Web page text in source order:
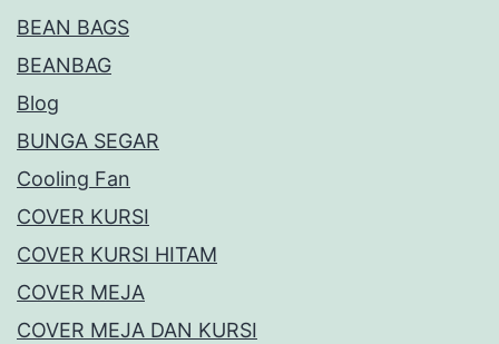
BEAN BAGS
BEANBAG
Blog
BUNGA SEGAR
Cooling Fan
COVER KURSI
COVER KURSI HITAM
COVER MEJA
COVER MEJA DAN KURSI